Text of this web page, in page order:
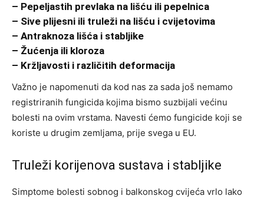
– Pepeljastih prevlaka na lišću ili pepelnica
– Sive plijesni ili truleži na lišću i cvijetovima
– Antraknoza lišća i stabljike
– Žućenja ili kloroza
– Kržljavosti i različitih deformacija
Važno je napomenuti da kod nas za sada još nemamo
registriranih fungicida kojima bismo suzbijali većinu
bolesti na ovim vrstama. Navesti ćemo fungicide koji se
koriste u drugim zemljama, prije svega u EU.
Truleži korijenova sustava i stabljike
Simptome bolesti sobnog i balkonskog cvijeća vrlo lako